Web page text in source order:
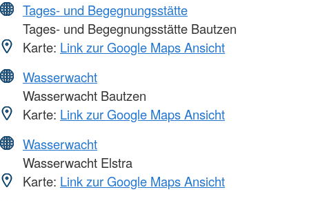
Tages- und Begegnungsstätte
Tages- und Begegnungsstätte Bautzen
Karte: Link zur Google Maps Ansicht
Wasserwacht
Wasserwacht Bautzen
Karte: Link zur Google Maps Ansicht
Wasserwacht
Wasserwacht Elstra
Karte: Link zur Google Maps Ansicht